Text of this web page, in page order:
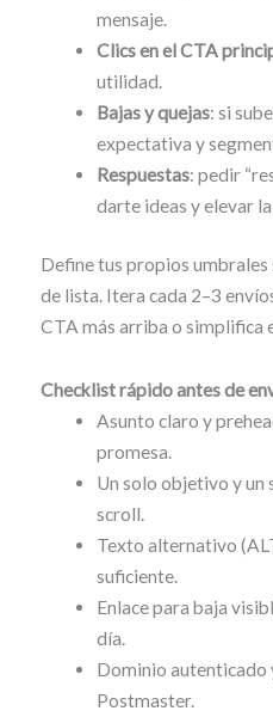
mensaje.
Clics en el CTA
utilidad.
Bajas y quejas: si
expectativa y
Respuestas: pedir
darte ideas y elevar
Define tus propios
de lista. Itera cada 2–3
CTA más arriba o simplifica
Checklist rápido antes de
Asunto claro y
promesa.
Un solo objetivo y un
scroll.
Texto alternativo
suficiente.
Enlace para baja
día.
Dominio autenticado
Postmaster.